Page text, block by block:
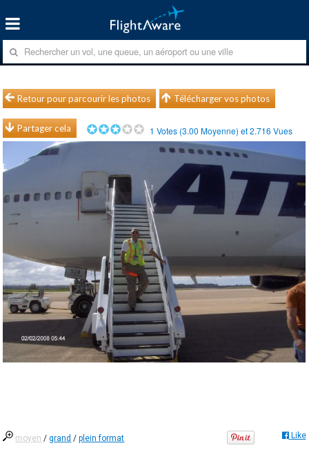
Retour pour parcourir les photos Télécharger vos photos
Partager cela 1 Votes (3.00 Moyenne) et2.716 Vues
moyen /grand /plein format Like